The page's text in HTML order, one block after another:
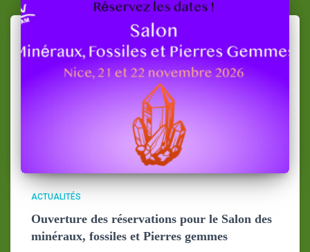
ACTUALITÉS
Ouverture des réservations pour le Salon des
minéraux, fossiles et Pierres gemmes